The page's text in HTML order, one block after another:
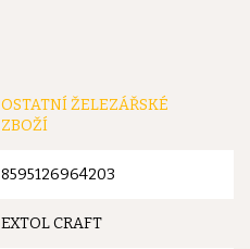
OSTATNÍ ŽELEZÁŘSKÉ
ZBOŽÍ
8595126964203
EXTOL CRAFT